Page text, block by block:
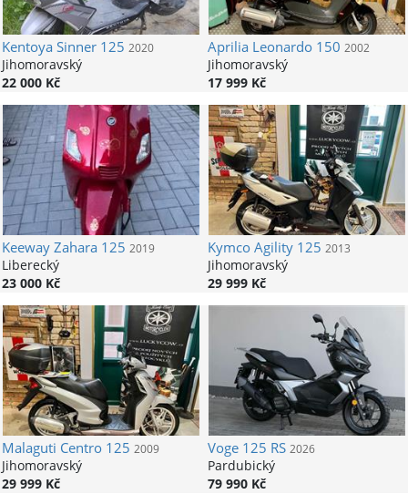
KentoyaSinner 125 2020
Jihomoravský
22 000 Kč
ApriliaLeonardo 150 2002
Jihomoravský
17 999 Kč
KeewayZahara 125 2019
Liberecký
23 000 Kč
KymcoAgility 125 2013
Jihomoravský
29 999 Kč
Malaguti Centro 125 2009
Jihomoravský
29 999 Kč
Voge125 RS 2026
Pardubický
79 990 Kč